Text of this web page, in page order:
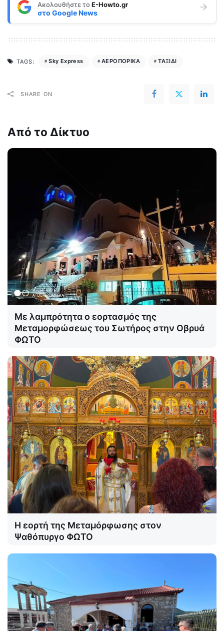
Ακολουθήστε τοE-Howto.gr
στο Google News
TAGS: Sky Express ΑΕΡΟΠΟΡΙΚΑ ΤΑΞΙΔΙ
SHARE ON
Από το Δίκτυο
Με λαμπρότητα ο εορτασμός της
Μεταμορφώσεως του Σωτήρος στην Οβρυά
ΦΩΤΟ
Η εορτή της Μεταμόρφωσης στον
Ψαθόπυργο ΦΩΤΟ